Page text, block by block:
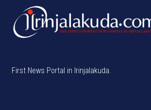
First News Portal in Irinjalakuda.